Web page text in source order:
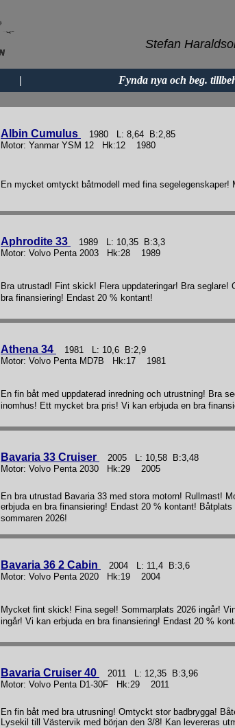
Stefan
| Fynda nya och beg.
Albin Cumulus
1980 L: 8,64 B:2,85
Motor: Yanmar YSM 12 Hk:12 1980
En mycket omtyckt båtmodell med fina segelegenskaper!
Aphrodite 33
1989 L: 10,35 B:3,3
Motor: Volvo Penta 2003 Hk:28 1989
Bra utrustad! Fint skick! Flera uppdateringar! Bra seglare!
bra finansiering! Endast 20 % kontant!
Athena 34
1981 L: 10,6 B:2,9
Motor: Volvo Penta MD7B Hk:17 1981
En fin båt med uppdaterad inredning och utrustning! Bra
inomhus! Ett mycket bra pris! Vi kan erbjuda en bra
Bavaria 33 Cruiser
2005 L: 10,58 B:3,48
Motor: Volvo Penta 2030 Hk:29 2005
En bra utrustad Bavaria 33 med stora motorn! Rullmast!
erbjuda en bra finansiering! Endast 20 % kontant!
sommaren 2026!
Bavaria 36 2 Cabin
2004 L: 11,4 B:3,6
Motor: Volvo Penta 2020 Hk:19 2004
Mycket fint skick! Fina segel! Sommarplats 2026 ingår!
ingår! Vi kan erbjuda en bra finansiering! Endast 20 %
Bavaria Cruiser 40
2011 L: 12,35 B:3,96
Motor: Volvo Penta D1-30F Hk:29 2011
En fin båt med bra utrusning! Omtyckt stor badbrygga!
Lysekil till Västervik med början den 3/8! Kan levereras